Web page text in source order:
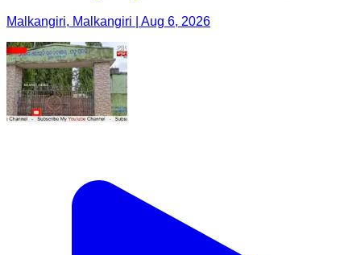
Malkangiri, Malkangiri | Aug 6, 2026